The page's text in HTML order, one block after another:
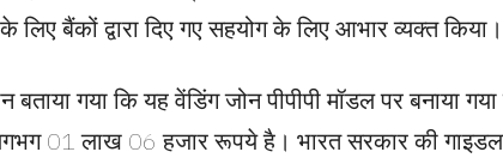
लिए बैंकों द्वारा दिए गए सहयोग के लिए आभार व्यक्त किया।
बताया गया कि यह वेंडिंग जोन पीपीपी मॉडल पर बनाया
01 लाख 06 हजार रूपये है। भारत सरकार की